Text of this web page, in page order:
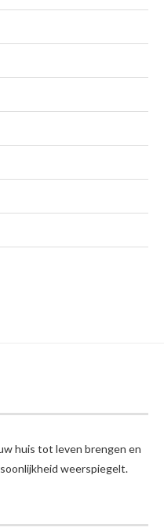
huis tot leven brengen en
weerspiegelt.